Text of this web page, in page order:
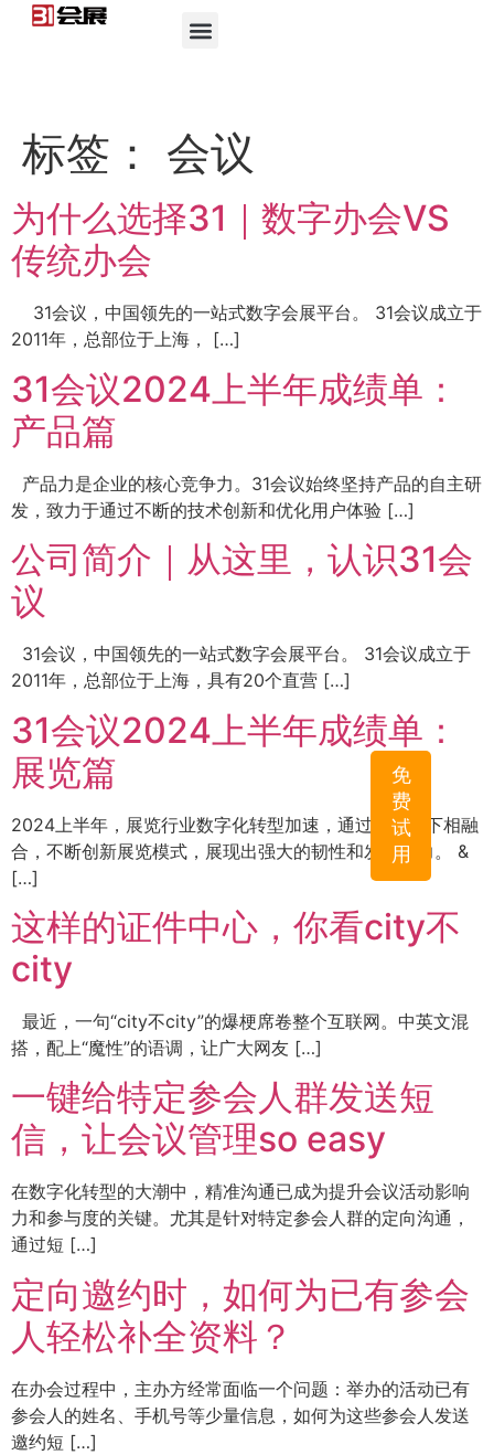
免
费
试
用
标签： 会议
为什么选择31｜数字办会VS
传统办会
31会议，中国领先的一站式数字会展平台。 31会议成立于
2011年，总部位于上海， […]
31会议2024上半年成绩单：
产品篇
产品力是企业的核心竞争力。31会议始终坚持产品的自主研
发，致力于通过不断的技术创新和优化用户体验 […]
公司简介｜从这里，认识31会
议
31会议，中国领先的一站式数字会展平台。 31会议成立于
2011年，总部位于上海，具有20个直营 […]
31会议2024上半年成绩单：
展览篇
2024上半年，展览行业数字化转型加速，通过线上线下相融
合，不断创新展览模式，展现出强大的韧性和发展潜力。 &
[…]
这样的证件中心，你看city不
city
最近，一句“city不city”的爆梗席卷整个互联网。中英文混
搭，配上“魔性”的语调，让广大网友 […]
一键给特定参会人群发送短
信，让会议管理so easy
在数字化转型的大潮中，精准沟通已成为提升会议活动影响
力和参与度的关键。尤其是针对特定参会人群的定向沟通，
通过短 […]
定向邀约时，如何为已有参会
人轻松补全资料？
在办会过程中，主办方经常面临一个问题：举办的活动已有
参会人的姓名、手机号等少量信息，如何为这些参会人发送
邀约短 […]